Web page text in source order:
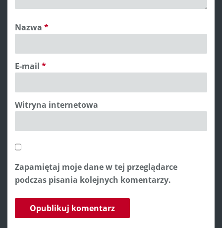
Nazwa *
E-mail *
Witryna internetowa
Zapamiętaj moje dane w tej przeglądarce
podczas pisania kolejnych komentarzy.